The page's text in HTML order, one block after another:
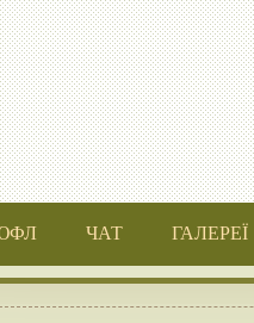
ЧАТ ГАЛЕРЕЇ